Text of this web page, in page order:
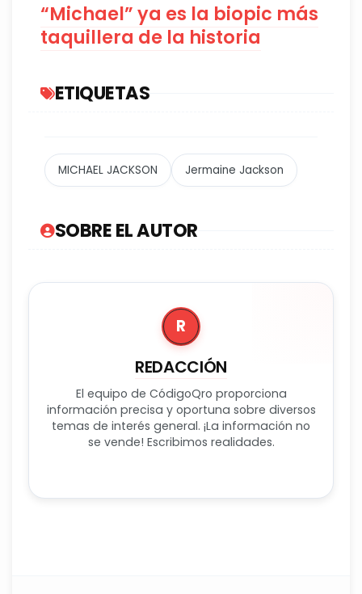
“Michael” ya es la biopic más
taquillera de la historia
ETIQUETAS
MICHAEL JACKSON Jermaine Jackson
SOBRE EL AUTOR
R
REDACCIÓN
El equipo de CódigoQro proporciona
información precisa y oportuna sobre diversos
temas de interés general. ¡La información no
se vende! Escribimos realidades.